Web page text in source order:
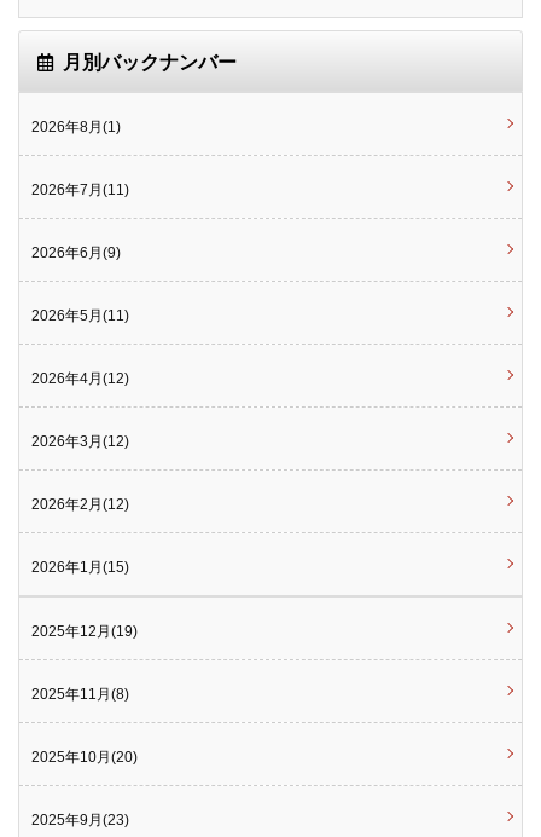
月別バックナンバー
2026年8月(1)
2026年7月(11)
2026年6月(9)
2026年5月(11)
2026年4月(12)
2026年3月(12)
2026年2月(12)
2026年1月(15)
2025年12月(19)
2025年11月(8)
2025年10月(20)
2025年9月(23)